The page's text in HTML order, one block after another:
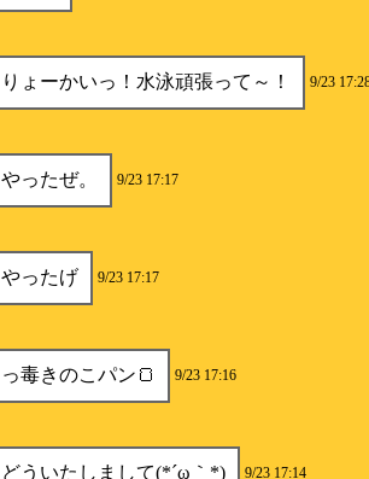
りょーかいっ！水泳頑張って～！ 9/23
やったぜ。 9/23 17:17
やったげ 9/23 17:17
っ毒きのこパン🍞 9/23 17:16
どういたしまして(*´ω｀*) 9/23 17:14